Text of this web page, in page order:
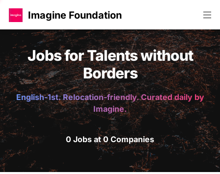
Imagine Foundation
Jobs for Talents without
Borders
English-1st. Relocation-friendly. Curated daily by
Imagine.
0 Jobs at 0 Companies